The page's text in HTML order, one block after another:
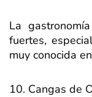
La
fuertes,
muy conocida
10. Cangas de